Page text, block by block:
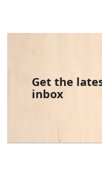
Get the
inbox